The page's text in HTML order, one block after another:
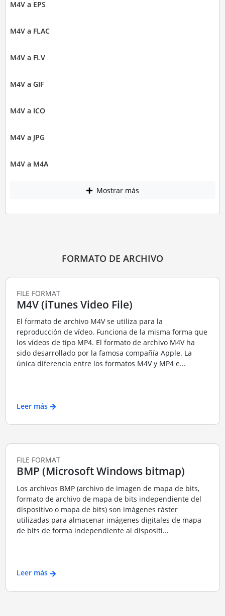
M4V a EPS
M4V a FLAC
M4V a FLV
M4V a GIF
M4V a ICO
M4V a JPG
M4V a M4A
Mostrar más
FORMATO DE ARCHIVO
FILE FORMAT
M4V (iTunes Video File)
El formato de archivo M4V se utiliza para la
reproducción de vídeo. Funciona de la misma forma que
los vídeos de tipo MP4. El formato de archivo M4V ha
sido desarrollado por la famosa compañía Apple. La
única diferencia entre los formatos M4V y MP4 e...
Leer más
FILE FORMAT
BMP (Microsoft Windows bitmap)
Los archivos BMP (archivo de imagen de mapa de bits,
formato de archivo de mapa de bits independiente del
dispositivo o mapa de bits) son imágenes ráster
utilizadas para almacenar imágenes digitales de mapa
de bits de forma independiente al dispositi...
Leer más